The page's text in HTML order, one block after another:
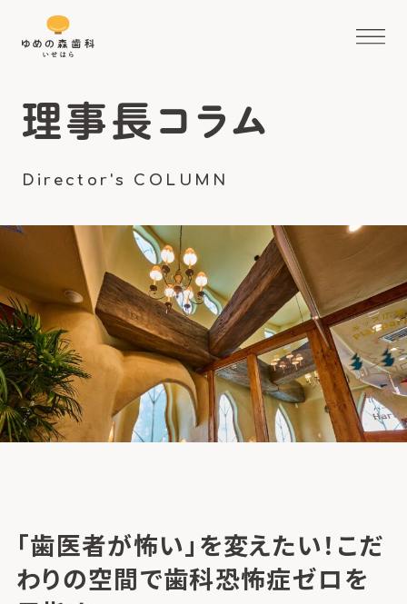
理事長コラム
Director's COLUMN
「歯医者が怖い」を変えたい！こだ
わりの空間で歯科恐怖症ゼロを